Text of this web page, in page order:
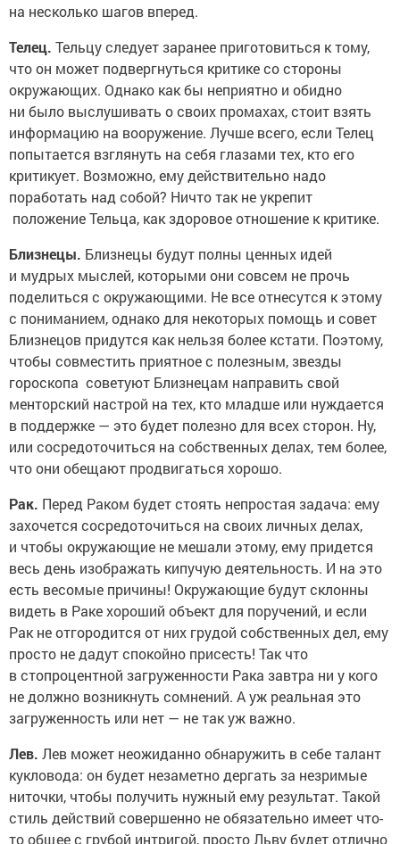
на несколько шагов вперед.
Телец. Тельцу следует заранее приготовиться к тому,
что он может подвергнуться критике со стороны
окружающих. Однако как бы неприятно и обидно
ни было выслушивать о своих промахах, стоит взять
информацию на вооружение. Лучше всего, если Телец
попытается взглянуть на себя глазами тех, кто его
критикует. Возможно, ему действительно надо
поработать над собой? Ничто так не укрепит
положение Тельца, как здоровое отношение к критике.
Близнецы. Близнецы будут полны ценных идей
и мудрых мыслей, которыми они совсем не прочь
поделиться с окружающими. Не все отнесутся к этому
с пониманием, однако для некоторых помощь и совет
Близнецов придутся как нельзя более кстати. Поэтому,
чтобы совместить приятное с полезным, звезды
гороскопа советуют Близнецам направить свой
менторский настрой на тех, кто младше или нуждается
в поддержке — это будет полезно для всех сторон. Ну,
или сосредоточиться на собственных делах, тем более,
что они обещают продвигаться хорошо.
Рак. Перед Раком будет стоять непростая задача: ему
захочется сосредоточиться на своих личных делах,
и чтобы окружающие не мешали этому, ему придется
весь день изображать кипучую деятельность. И на это
есть весомые причины! Окружающие будут склонны
видеть в Раке хороший объект для поручений, и если
Рак не отгородится от них грудой собственных дел, ему
просто не дадут спокойно присесть! Так что
в стопроцентной загруженности Рака завтра ни у кого
не должно возникнуть сомнений. А уж реальная это
загруженность или нет — не так уж важно.
Лев. Лев может неожиданно обнаружить в себе талант
кукловода: он будет незаметно дергать за незримые
ниточки, чтобы получить нужный ему результат. Такой
стиль действий совершенно не обязательно имеет что-
то общее с грубой интригой, просто Льву будет отлично